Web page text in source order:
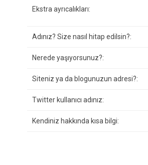
Ekstra ayrıcalıkları:
Adınız? Size nasıl hitap edilsin?:
Nerede yaşıyorsunuz?:
Siteniz ya da blogunuzun adresi?:
Twitter kullanıcı adınız:
Kendiniz hakkında kısa bilgi: